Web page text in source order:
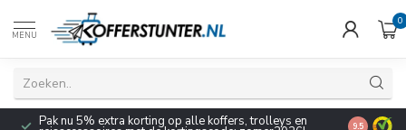
MENU
0
Pak nu 5% extra korting op alle koffers, trolleys en 9.5